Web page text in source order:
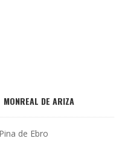
MONREAL DE ARIZA